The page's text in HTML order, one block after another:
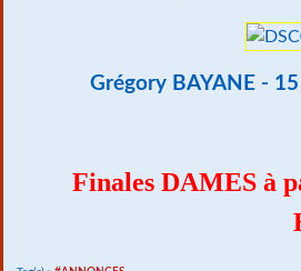
Grégory BAYANE -
Finales DAMES à